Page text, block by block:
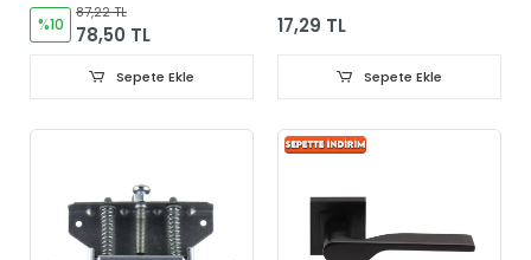
%10
87,22 TL
78,50 TL
Sepete Ekle
17,29 TL
Sepete Ekle